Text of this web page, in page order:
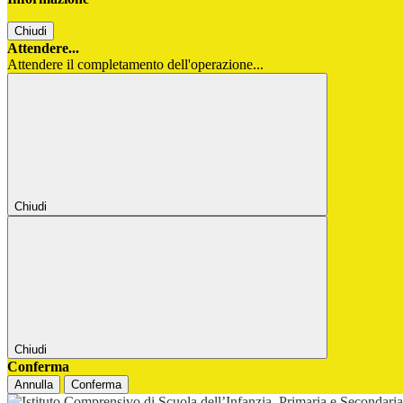
Chiudi
Attendere...
Attendere il completamento dell'operazione...
Chiudi
Chiudi
Conferma
Annulla Conferma